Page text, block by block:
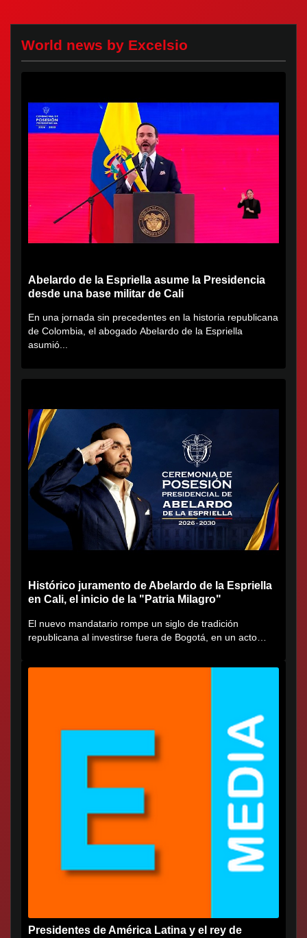
World news by Excelsio
Abelardo de la Espriella asume la Presidencia
desde una base militar de Cali
En una jornada sin precedentes en la historia republicana
de Colombia, el abogado Abelardo de la Espriella
asumió...
Histórico juramento de Abelardo de la Espriella
en Cali, el inicio de la "Patria Milagro"
El nuevo mandatario rompe un siglo de tradición
republicana al investirse fuera de Bogotá, en un acto
Presidentes de América Latina y el rey de